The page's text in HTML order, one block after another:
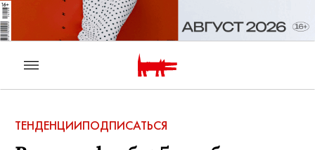
ТЕНДЕНЦИИПОДПИСАТЬСЯ